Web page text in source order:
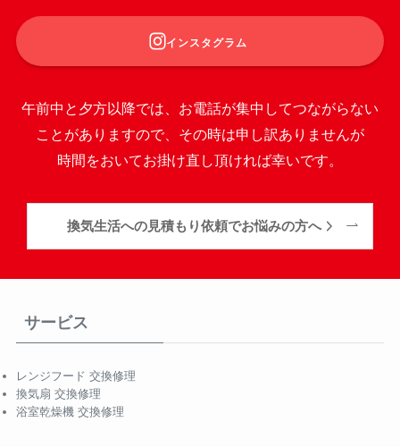
インスタグラム
午前中と夕方以降では、お電話が集中してつながらない
ことがありますので、その時は申し訳ありませんが
時間をおいてお掛け直し頂ければ幸いです。
換気生活への見積もり依頼でお悩みの方へ
サービス
レンジフード 交換修理
換気扇 交換修理
浴室乾燥機 交換修理